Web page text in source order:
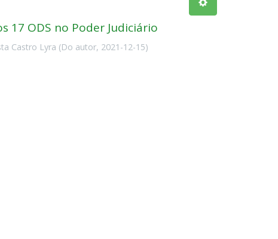
17 ODS no Poder Judiciário
Castro Lyra (Do autor, 2021-12-15)